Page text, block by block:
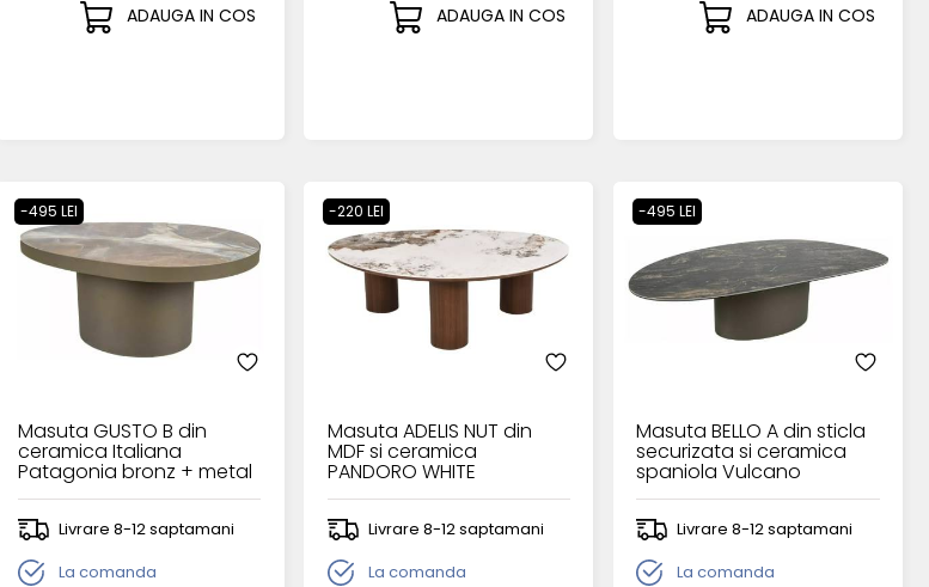
ADAUGA IN COS ADAUGA IN COS ADAUGA IN COS
-495 LEI
Masuta GUSTO B din
ceramica Italiana
Patagonia bronz + metal
cupru lucios
Livrare 8-12 saptamani
La comanda
-220 LEI
Masuta ADELIS NUT din
MDF si ceramica
PANDORO WHITE
Livrare 8-12 saptamani
La comanda
-495 LEI
Masuta BELLO A din sticla
securizata si ceramica
spaniola Vulcano
140x80xH38cm
Livrare 8-12 saptamani
La comanda